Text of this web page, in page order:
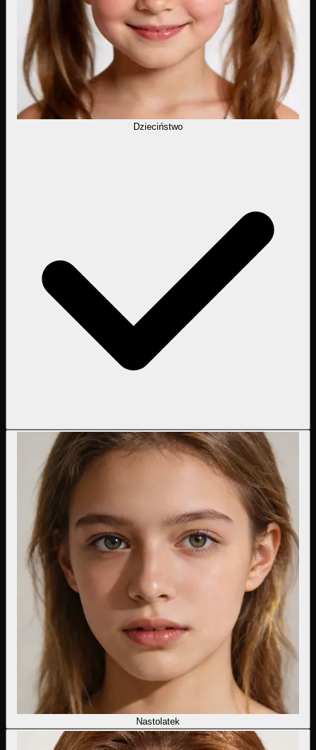
Dzieciństwo
Nastolatek